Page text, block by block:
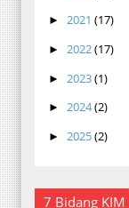
► 2021 (17)
► 2022(17)
► 2023(1)
► 2024(2)
► 2025(2)
7 Bidang KIM